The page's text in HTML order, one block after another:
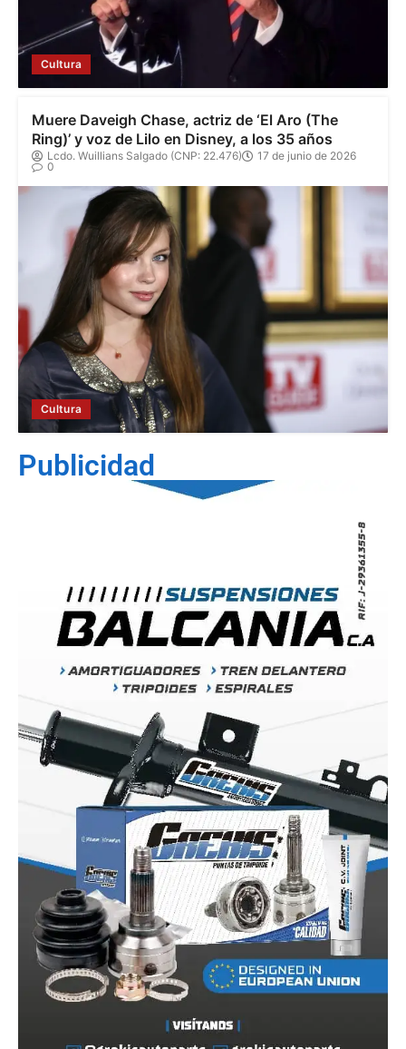
Cultura
Cultura
Muere Daveigh Chase, actriz de ‘El Aro (The
Ring)’ y voz de Lilo en Disney, a los 35 años
Lcdo. Wuillians Salgado (CNP: 22.476)
17 de junio de 2026
0
Publicidad